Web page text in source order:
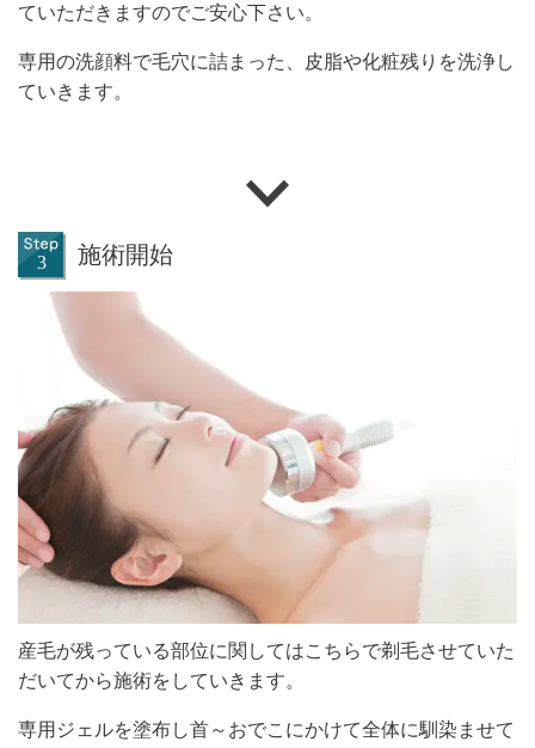
ていただきますのでご安心下さい。
専用の洗顔料で毛穴に詰まった、皮脂や化粧残りを洗浄し
ていきます。
施術開始
産毛が残っている部位に関してはこちらで剃毛させていた
だいてから施術をしていきます。
専用ジェルを塗布し首～おでこにかけて全体に馴染ませて